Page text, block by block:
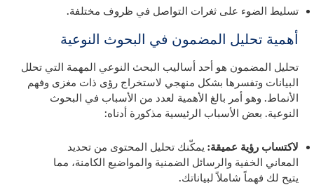
تسليط الضوء على ثغرات التواصل في ظروف مختلفة.
أهمية تحليل المضمون في البحوث النوعية
تحليل المضمون هو أحد أساليب البحث النوعي المهمة التي تحلل
البيانات وتفسرها بشكل منهجي لاستخراج رؤى ذات مغزى وفهم
الأنماط. وهو أمر بالغ الأهمية لعدد من الأسباب في البحوث
النوعية. بعض الأسباب الرئيسية مذكورة أدناه:
لاكتساب رؤية عميقة: يمكّنك تحليل المحتوى من تحديد
المعاني الخفية والرسائل الضمنية والمواضيع الكامنة، مما
يتيح لك فهماً شاملاً لبياناتك.